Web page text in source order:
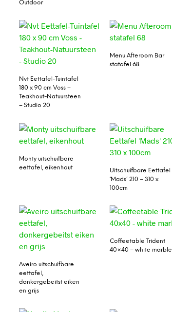
Outdoor
Nvt Eettafel-Tuintafel
180 x 90 cm Voss –
Teakhout-Natuursteen
– Studio 20
Menu Afteroom Bar
statafel 68
Monty uitschuifbare
eettafel, eikenhout
Uitschuifbare Eettafel
‘Mads’ 210 – 310 x
100cm
Aveiro uitschuifbare
eettafel,
donkergebeitst eiken
en grijs
Coffeetable Trident
40×40 – white marble